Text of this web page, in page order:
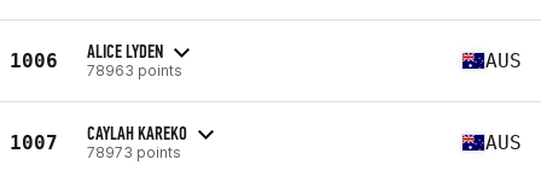
1006 ALICE LYDEN
78963 points AUS
1007 CAYLAH KAREKO
78973 points AUS